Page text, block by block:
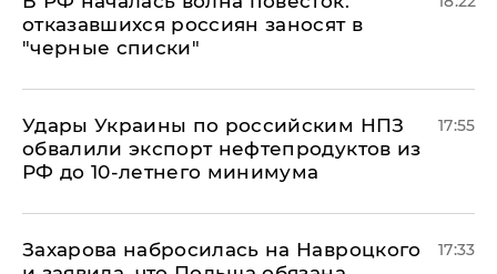
отказавшихся россиян заносят в
"черные списки"
Удары Украины по российским НПЗ
обвалили экспорт нефтепродуктов из
РФ до 10-летнего минимума
17:55
​Захарова набросилась на Навроцкого
17:33